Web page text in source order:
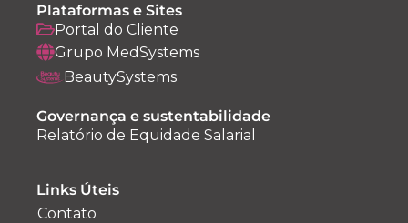
Plataformas e Sites
Portal do Cliente
Grupo MedSystems
BeautySystems
Governança e sustentabilidade
Relatório de Equidade Salarial
Links Úteis
Contato